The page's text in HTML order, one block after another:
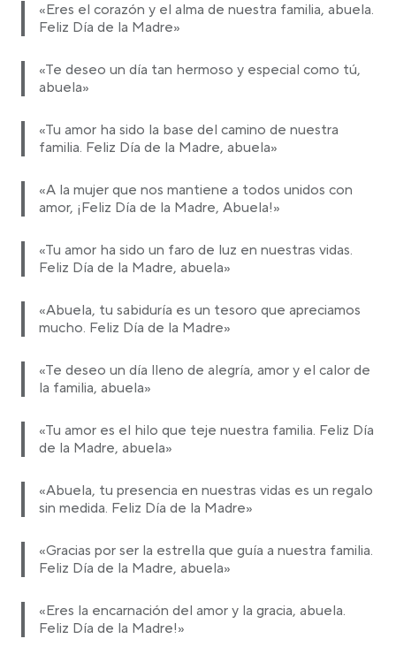
«Eres el corazón y el alma de nuestra familia, abuela.
Feliz Día de la Madre»
«Te deseo un día tan hermoso y especial como tú,
abuela»
«Tu amor ha sido la base del camino de nuestra
familia. Feliz Día de la Madre, abuela»
«A la mujer que nos mantiene a todos unidos con
amor, ¡Feliz Día de la Madre, Abuela!»
«Tu amor ha sido un faro de luz en nuestras vidas.
Feliz Día de la Madre, abuela»
«Abuela, tu sabiduría es un tesoro que apreciamos
mucho. Feliz Día de la Madre»
«Te deseo un día lleno de alegría, amor y el calor de
la familia, abuela»
«Tu amor es el hilo que teje nuestra familia. Feliz Día
de la Madre, abuela»
«Abuela, tu presencia en nuestras vidas es un regalo
sin medida. Feliz Día de la Madre»
«Gracias por ser la estrella que guía a nuestra familia.
Feliz Día de la Madre, abuela»
«Eres la encarnación del amor y la gracia, abuela.
Feliz Día de la Madre!»